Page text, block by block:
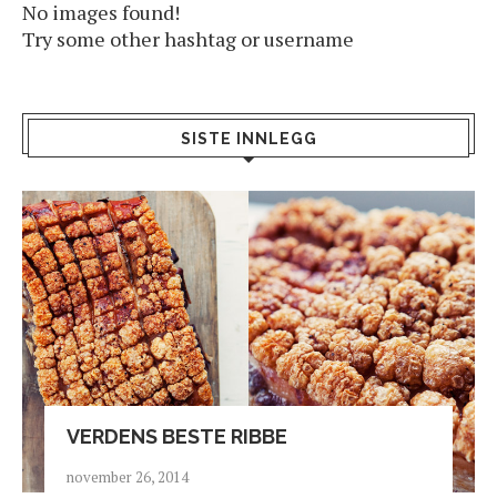
No images found!
Try some other hashtag or username
SISTE INNLEGG
VERDENS BESTE RIBBE
november 26, 2014